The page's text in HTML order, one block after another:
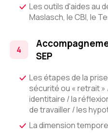
Les outils d'aides au
Maslasch, le CBI, le
SEP
Les étapes de la
sécurité ou « retrait
identitaire / la
de travailler / les
La dimension